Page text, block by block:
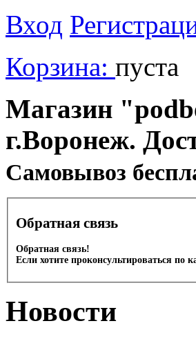
Вход
Корзина: пуста
Магазин
г.Воронеж.
Cамовывоз
Обратная связь
Обратная связь!
Если хотите проконсультироваться
Новости